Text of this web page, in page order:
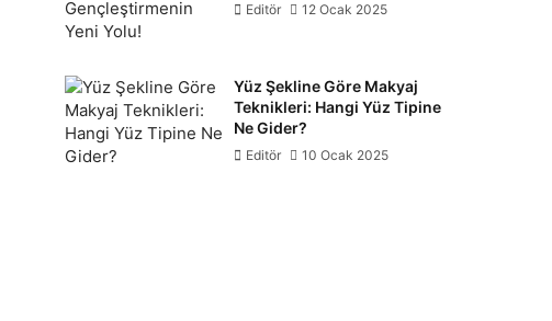
Editör 12 Ocak 2025
Yüz Şekline Göre Makyaj
Teknikleri: Hangi Yüz Tipine
Ne Gider?
Editör 10 Ocak 2025